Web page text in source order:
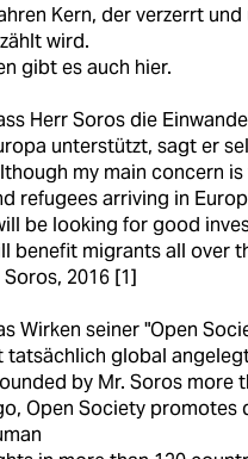
Kern, der verzerrt
wird.
gibt es auch hier.
Herr Soros die
unterstützt, sagt er
my main concern
refugees arriving in
be looking for good
benefit migrants all over
Soros, 2016 [1]
Wirken seiner "Open
tatsächlich global
by Mr. Soros more
Open Society promotes